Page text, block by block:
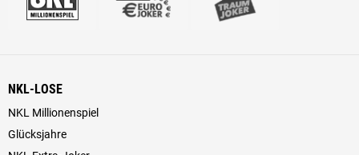
NKL-LOSE
NKL Millionenspiel
Glücksjahre